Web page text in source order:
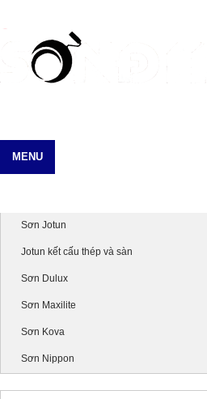
MENU
Sơn Jotun
Jotun kết cấu thép và sàn
Sơn Dulux
Sơn Maxilite
Sơn Kova
Sơn Nippon